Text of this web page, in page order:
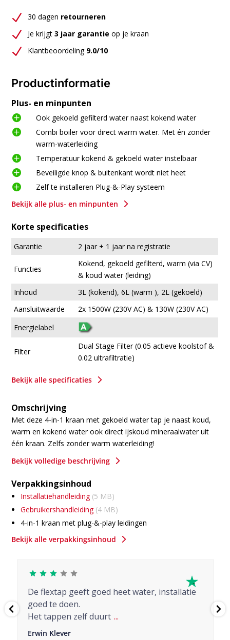
N 30 dagen retourneren
N Je krijgt3 jaar garantie op je kraan
N Klantbeoordeling 9.0/10
Productinformatie
Plus- en minpunten
 Ook gekoeld gefilterd water naast kokend water

Combi boiler voor direct warm water. Met én zonder
warm-waterleiding
 Temperatuur kokend & gekoeld water instelbaar
 Beveiligde knop & buitenkant wordt niet heet
 Zelf te installeren Plug-&-Play systeem
5
Bekijk alle plus- en minpunten
Korte specificaties
Garantie 2 jaar + 1 jaar na registratie
Functies
Kokend, gekoeld gefilterd, warm (via CV)
& koud water (leiding)
Inhoud
3L (kokend), 6L (warm ), 2L (gekoeld)
Aansluitwaarde
2x 1500W (230V AC) & 130W (230V AC)
Energielabel
Filter
Dual Stage Filter (0.05 actieve koolstof &
0.02 ultrafiltratie)
5
Bekijk alle specificaties
Omschrijving
Met deze 4-in-1 kraan met gekoeld water tap je naast koud,
warm en kokend water ook direct ijskoud mineraalwater uit
één kraan. Zelfs zonder warm waterleiding!
Gekoeld gefilterd water
water (3 - 8 °C instelbaar) tot je beschikking hebt. Door het
unieke dubbele filtersysteem van FlexTap verander je gewoon
kwaanwater in mineraalwater, en geniet je van de beste
kwaliteit gekoeld drinkwater.
Ook herinnert het systeem je vanzelf wanneer de filters
kranen!
COMBI boiler
Wil jij nooit meer wachten op warm water van de CV-ketel én
gas besparen, of heb je helemaal geen warm waterleiding in
de keuken? Met het Combi Duo systeem beschik je naast
5
Bekijk volledige beschrijving
Verpakkingsinhoud
Installatiehandleiding (5 MB)
Gebruikershandleiding (4 MB)
4-in-1 kraan met plug-&-play leidingen
Reservoir voor kokend water
AquaCLEAN Filter met filter cartridges
5
Bekijk alle verpakkingsinhoud
De flextap geeft goed heet water, installatie
goed te doen.
Het tappen zelf duurt ...
Erwin Klever